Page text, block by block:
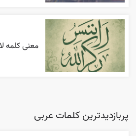
معنی کلمه
پربازدیدترین کلمات عربی